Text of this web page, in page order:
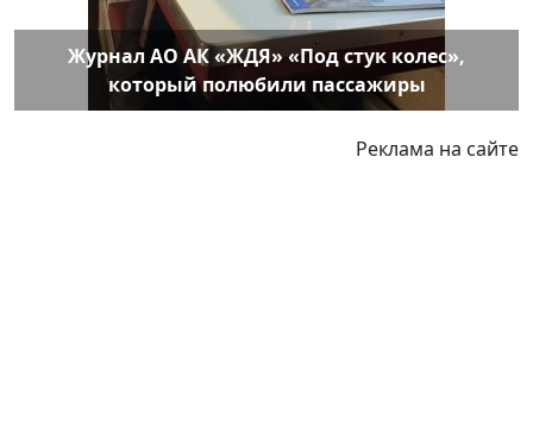
Журнал АО АК «ЖДЯ» «Под стук колес»,
который полюбили пассажиры
Реклама на сайте